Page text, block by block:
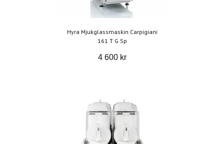
Hyra Mjukglassmaskin Carpigiani
161 T G Sp
4 600 kr